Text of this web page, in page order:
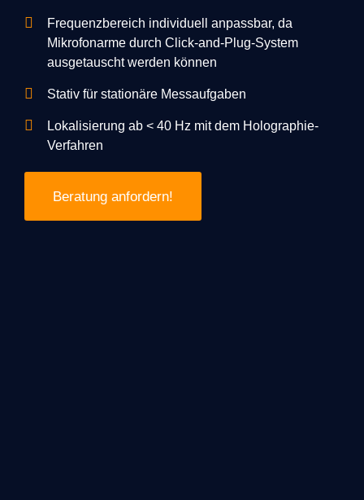
Frequenzbereich individuell anpassbar, da
Mikrofonarme durch Click-and-Plug-System
ausgetauscht werden können
Stativ für stationäre Messaufgaben
Lokalisierung ab < 40 Hz mit dem Holographie-
Verfahren
Beratung anfordern!